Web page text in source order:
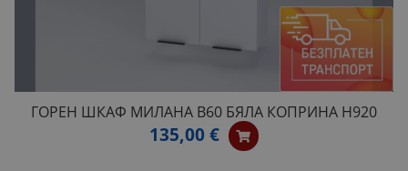
ГОРЕН ШКАФ МИЛАНА B60 БЯЛА КОПРИНА H920
135,00 €